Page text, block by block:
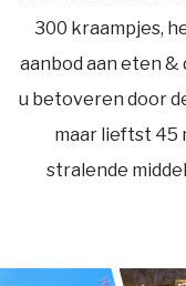
300 kraampjes,
aanbod aan eten
u betoveren door
maar lieftst 45
stralende